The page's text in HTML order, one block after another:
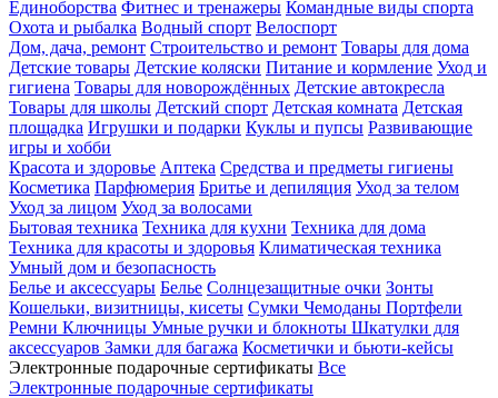
Единоборства Фитнес и тренажеры Командные виды спорта
Охота и рыбалка Водный спорт Велоспорт
Дом, дача, ремонт Строительство и ремонт Товары для дома
Детские товары Детские коляски Питание и кормление Уход и
гигиена Товары для новорождённых Детские автокресла
Товары для школы Детский спорт Детская комната Детская
площадка Игрушки и подарки Куклы и пупсы Развивающие
игры и хобби
Красота и здоровье Аптека Средства и предметы гигиены
Косметика Парфюмерия Бритье и депиляция Уход за телом
Уход за лицом Уход за волосами
Бытовая техника Техника для кухни Техника для дома
Техника для красоты и здоровья Климатическая техника
Умный дом и безопасность
Белье и аксессуары Белье Солнцезащитные очки Зонты
Кошельки, визитницы, кисеты Сумки Чемоданы Портфели
Ремни Ключницы Умные ручки и блокноты Шкатулки для
аксессуаров Замки для багажа Косметички и бьюти-кейсы
Электронные подарочные сертификаты Все
Электронные подарочные сертификаты